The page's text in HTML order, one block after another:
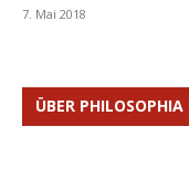
7. Mai 2018
ÜBER PHILOSOPHIA